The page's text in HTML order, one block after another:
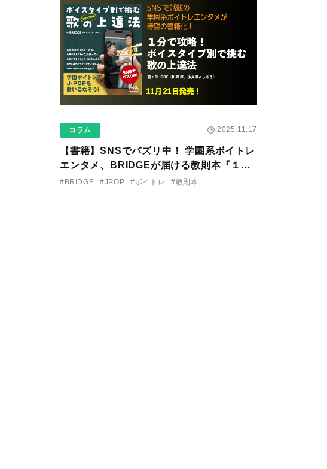
コラム 2025.11.17
【書籍】SNSでバズリ中！ 学園系ボイトレ
エンタメ、BRIDGEが届ける教則本『１分
で攻略！ ボイスタイプ別で挑む歌の上達
#BRIDGE #JPOP #ボイトレ #教則本